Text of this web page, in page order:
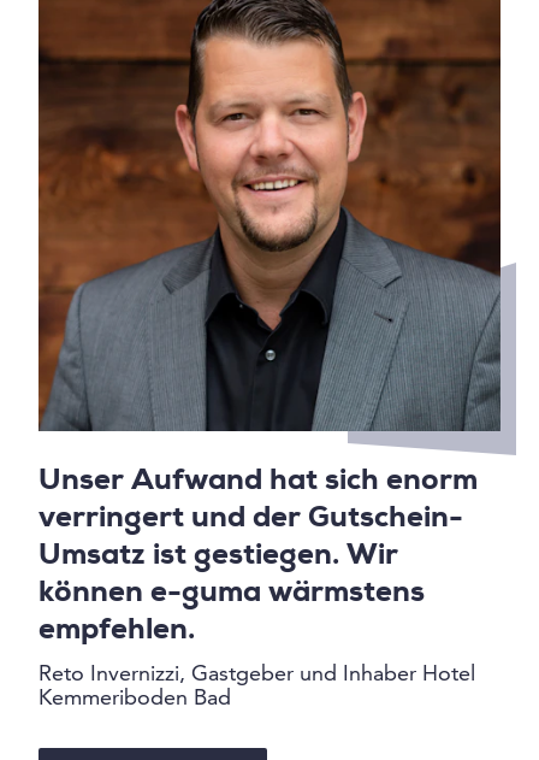
Unser Aufwand hat sich enorm
verringert und der Gutschein-
Umsatz ist gestiegen. Wir
können e-guma wärmstens
empfehlen.
Reto Invernizzi, Gastgeber und Inhaber Hotel
Kemmeriboden Bad